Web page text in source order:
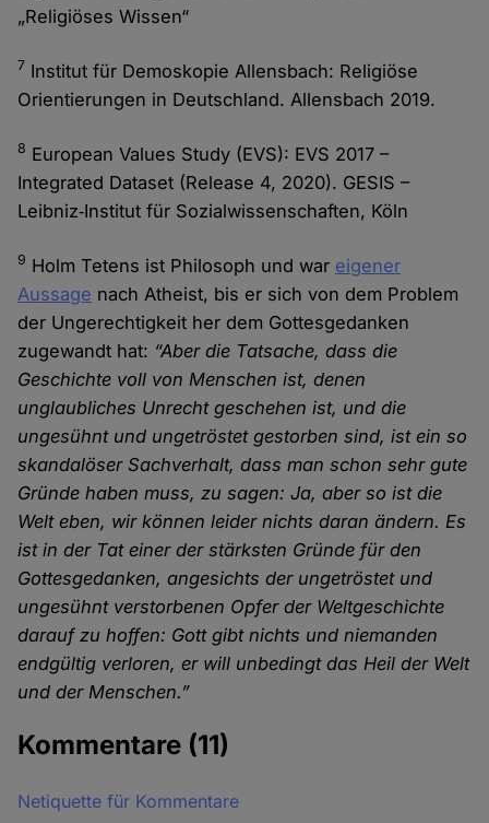
„Religiöses Wissen“
7 Institut für Demoskopie Allensbach: Religiöse
Orientierungen in Deutschland. Allensbach 2019.
8 European Values Study (EVS): EVS 2017 –
Integrated Dataset (Release 4, 2020). GESIS –
Leibniz‑Institut für Sozialwissenschaften, Köln
9 Holm Tetens ist Philosoph und war eigener
Aussage nach Atheist, bis er sich von dem Problem
der Ungerechtigkeit her dem Gottesgedanken
zugewandt hat: “Aber die Tatsache, dass die
Geschichte voll von Menschen ist, denen
unglaubliches Unrecht geschehen ist, und die
ungesühnt und ungetröstet gestorben sind, ist ein so
skandalöser Sachverhalt, dass man schon sehr gute
Gründe haben muss, zu sagen: Ja, aber so ist die
Welt eben, wir können leider nichts da­ran ändern. Es
ist in der Tat einer der stärksten Gründe für den
Gottesgedanken, angesichts der ungetröstet und
ungesühnt verstorbenen Opfer der Weltgeschichte
darauf zu hoffen: Gott gibt nichts und niemanden
endgültig verloren, er will unbedingt das Heil der Welt
und der Menschen.”
Kommentare (11)
Netiquette für Kommentare